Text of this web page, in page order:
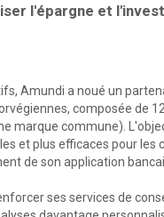
l'épargne et
Amundi a noué un
composée de
marque commune).
et plus efficaces pour les
de son application
ses services de